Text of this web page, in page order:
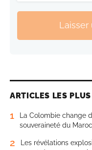
ARTICLES LES
1
La Colombie change
souveraineté du
2
Les révélations